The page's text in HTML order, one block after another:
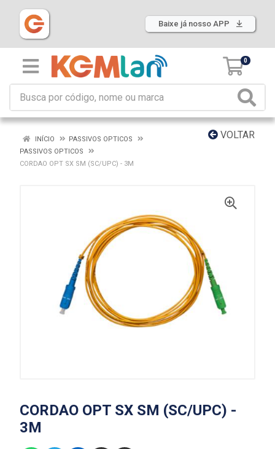
Baixe já nosso APP
0
VOLTAR
INÍCIO
PASSIVOS OPTICOS
PASSIVOS OPTICOS
CORDAO OPT SX SM (SC/UPC) - 3M
CORDAO OPT SX SM (SC/UPC) -
3M